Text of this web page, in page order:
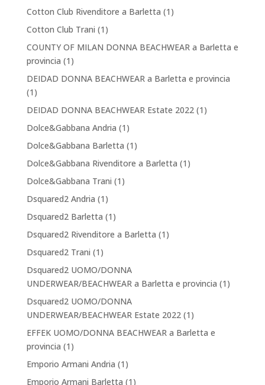
Cotton Club Rivenditore a Barletta (1)
Cotton Club Trani (1)
COUNTY OF MILAN DONNA BEACHWEAR a Barletta e
provincia (1)
DEIDAD DONNA BEACHWEAR a Barletta e provincia
(1)
DEIDAD DONNA BEACHWEAR Estate 2022(1)
Dolce&Gabbana Andria (1)
Dolce&Gabbana Barletta (1)
Dolce&Gabbana Rivenditore a Barletta (1)
Dolce&Gabbana Trani (1)
Dsquared2 Andria (1)
Dsquared2 Barletta (1)
Dsquared2 Rivenditore a Barletta (1)
Dsquared2 Trani (1)
Dsquared2 UOMO/DONNA
UNDERWEAR/BEACHWEAR a Barletta e provincia (1)
Dsquared2 UOMO/DONNA
UNDERWEAR/BEACHWEAR Estate 2022(1)
EFFEK UOMO/DONNA BEACHWEAR a Barletta e
provincia (1)
Emporio Armani Andria (1)
Emporio Armani Barletta (1)